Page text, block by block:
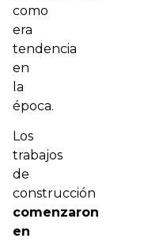
como
era
tendencia
en
la
época.
Los
trabajos
de
construcción
comenzaron
en